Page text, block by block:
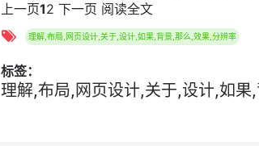
上一页12 下一页 阅读全文
理解,布局,网页设计,关于,设计,如果,背景,那么,效果,分辨率
标签：
理解,布局,网页设计,关于,设计,如果